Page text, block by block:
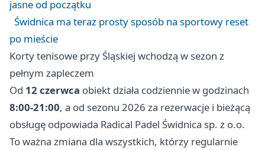
jasne od początku
Świdnica ma teraz prosty sposób na sportowy reset
po mieście
Korty tenisowe przy Śląskiej wchodzą w sezon z
pełnym zapleczem
Od 12 czerwca obiekt działa codziennie w godzinach
8:00-21:00, a od sezonu 2026 za rezerwacje i bieżącą
obsługę odpowiada Radical Padel Świdnica sp. z o.o.
To ważna zmiana dla wszystkich, którzy regularnie